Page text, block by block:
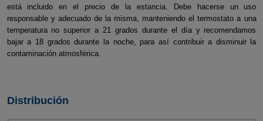
está incluido en el precio de la estancia. Debe hacerse un uso
responsable y adecuado de la misma, manteniendo el termostato a una
temperatura no superior a 21 grados durante el día y recomendamos
bajar a 18 grados durante la noche, para así contribuir a disminuir la
contaminación atmosférica.
Distribución